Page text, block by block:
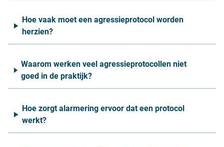
Hoe vaak moet een agressieprotocol worden
herzien?
Waarom werken veel agressieprotocollen niet
goed in de praktijk?
Hoe zorgt alarmering ervoor dat een protocol
werkt?